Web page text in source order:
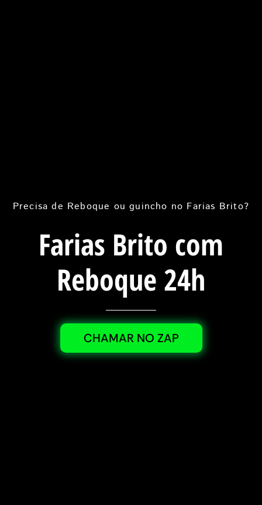
Precisa de Reboque ou guincho no Farias Brito?
Farias Brito com
Reboque 24h
CHAMAR NO ZAP